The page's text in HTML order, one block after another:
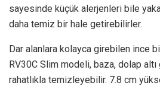
sayesinde küçük alerjenleri bile
daha temiz bir hale getirebilirler.
Dar alanlara kolayca girebilen ince
RV30C Slim modeli, baza, dolap
rahatlıkla temizleyebilir. 7.8 cm